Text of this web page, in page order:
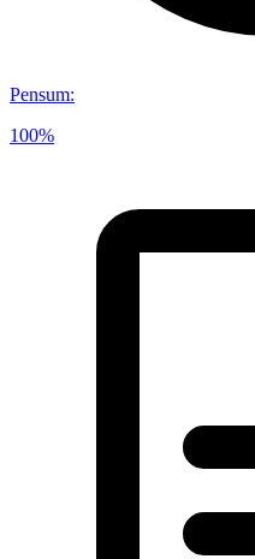
Pensum:
100%